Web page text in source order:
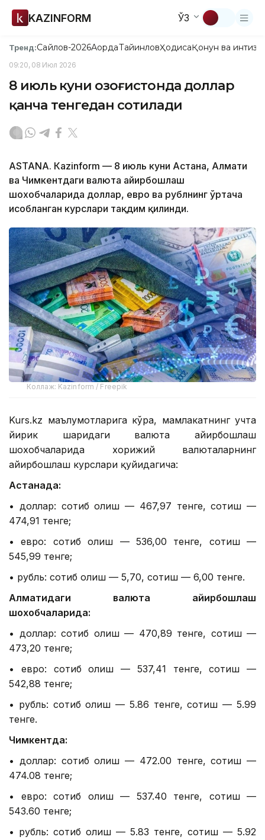
KAZINFORM ЎЗ
Тренд:Сайлов-2026АқордаТайинловҲодисаҚонун ва
09:20, 08 Июл 2026
8 июль куни Қозоғистонда доллар
қанча тенгедан сотилади
ASTANА. Кazinform — 8 июль куни Астана, Алмати
ва Чимкентдаги валюта айирбошлаш
шохобчаларида доллар, евро ва рублнинг ўртача
ҳисобланган курслари тақдим қилинди.
Коллаж: Kazinform / Freepik
Kurs.kz маълумотларига кўра, мамлакатнинг учта
йирик шаҳридаги валюта айирбошлаш
шохобчаларида хорижий валюталарнинг
айирбошлаш курслари қуйидагича:
Астанада:
• доллар: сотиб олиш — 467,97 тенге, сотиш —
474,91 тенге;
• евро: сотиб олиш — 536,00 тенге, сотиш —
545,99 тенге;
• рубль: сотиб олиш — 5,70, сотиш — 6,00 тенге.
Алматидаги валюта айирбошлаш
шохобчаларида:
• доллар: сотиб олиш — 470,89 тенге, сотиш —
473,20 тенге;
• евро: сотиб олиш — 537,41 тенге, сотиш —
542,88 тенге;
• рубль: сотиб олиш — 5.86 тенге, сотиш — 5.99
тенге.
Чимкентда:
• доллар: сотиб олиш — 472.00 тенге, сотиш —
474.08 тенге;
• евро: сотиб олиш — 537.40 тенге, сотиш —
543.60 тенге;
• рубль: сотиб олиш — 5.83 тенге, сотиш — 5.92